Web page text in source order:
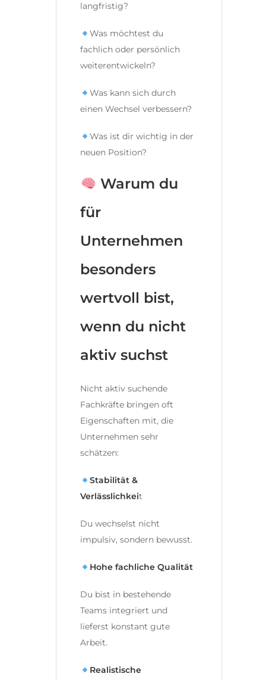
langfristig?
Was möchtest du
fachlich oder persönlich
weiterentwickeln?
Was kann sich durch
einen Wechsel verbessern?
Was ist dir wichtig in der
neuen Position?
Warum du
für
Unternehmen
besonders
wertvoll bist,
wenn du nicht
aktiv suchst
Nicht aktiv suchende
Fachkräfte bringen oft
Eigenschaften mit, die
Unternehmen sehr
schätzen:
Stabilität &
Verlässlichkeit
Du wechselst nicht
impulsiv, sondern bewusst.
Hohe fachliche Qualität
Du bist in bestehende
Teams integriert und
lieferst konstant gute
Arbeit.
Realistische